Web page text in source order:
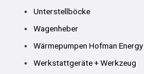
Unterstellböcke
Wagenheber
Wärmepumpen Hofman Energy
Werkstattgeräte + Werkzeug